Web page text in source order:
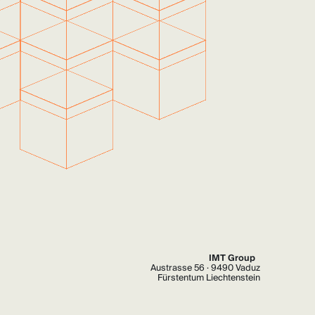
IMT Group
Austrasse 56 · 9490 Vaduz
Fürstentum Liechtenstein